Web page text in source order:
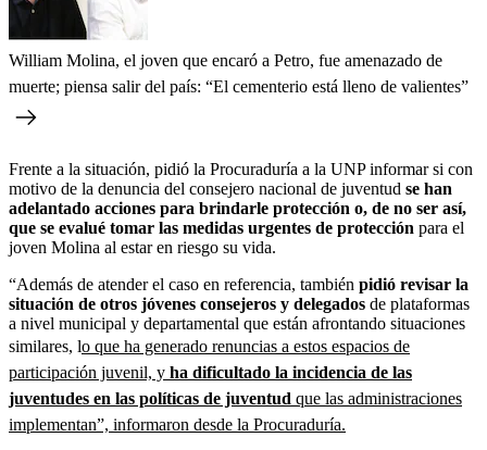
William Molina, el joven que encaró a Petro, fue amenazado de
muerte; piensa salir del país: “El cementerio está lleno de valientes”
Frente a la situación, pidió la Procuraduría a la UNP informar si con
motivo de la denuncia del consejero nacional de juventud se han
adelantado acciones para brindarle protección o, de no ser así,
que se evalué tomar las medidas urgentes de protección para el
joven Molina al estar en riesgo su vida.
“Además de atender el caso en referencia, también pidió revisar la
situación de otros jóvenes consejeros y delegados de plataformas
a nivel municipal y departamental que están afrontando situaciones
similares, lo que ha generado renuncias a estos espacios de
participación juvenil, y ha dificultado la incidencia de las
juventudes en las políticas de juventud que las administraciones
implementan”, informaron desde la Procuraduría.